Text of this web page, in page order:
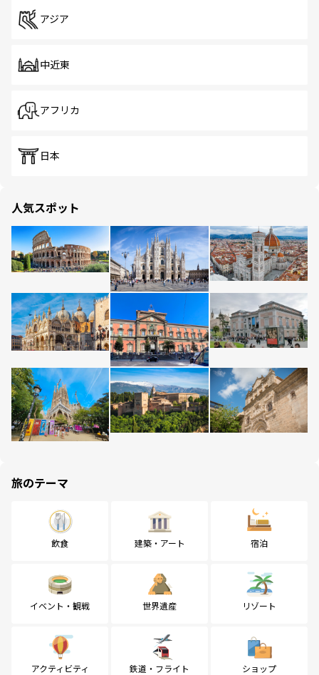
アジア
中近東
アフリカ
日本
人気スポット
旅のテーマ
飲食 建築・アート 宿泊
イベント・観戦 世界遺産 リゾート
アクティビティ 鉄道・フライト ショップ